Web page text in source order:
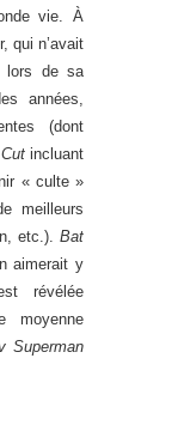
vie. À
qui n’avait
lors de sa
années,
(dont
incluant
« culte »
meilleurs
etc.). Bat
aimerait y
révélée
moyenne
Superman